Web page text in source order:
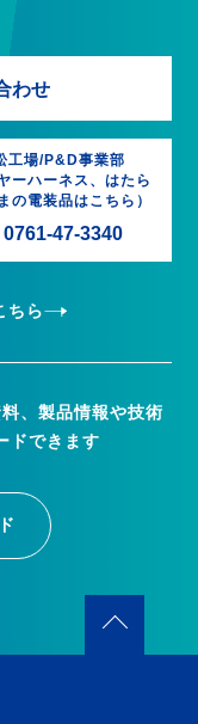
わせ
工場/P&D事業部
ーハーネス、はたら
の電装品はこちら）
0761-47-3340
ちら
、製品情報や技術
ドできます